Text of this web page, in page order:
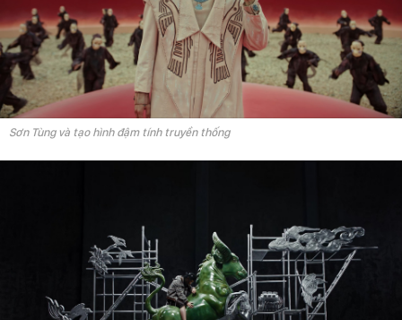
Sơn Tùng và tạo hình đậm tính truyền thống